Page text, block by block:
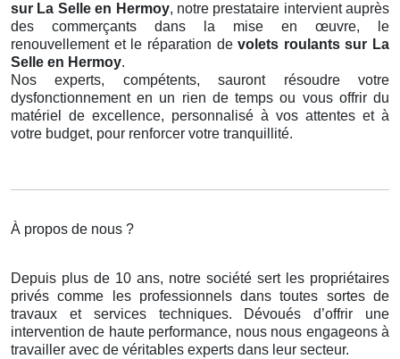
sur La Selle en Hermoy, notre prestataire intervient auprès
des commerçants dans la mise en œuvre, le
renouvellement et le réparation devolets roulants sur La
Selle en Hermoy.
Nos experts, compétents, sauront résoudre votre
dysfonctionnement en un rien de temps ou vous offrir du
matériel de excellence, personnalisé à vos attentes et à
votre budget, pour renforcer votre tranquillité.
À propos de nous ?
Depuis plus de 10 ans, notre société sert les propriétaires
privés comme les professionnels dans toutes sortes de
travaux et services techniques. Dévoués d’offrir une
intervention de haute performance, nous nous engageons à
travailler avec de véritables experts dans leur secteur.